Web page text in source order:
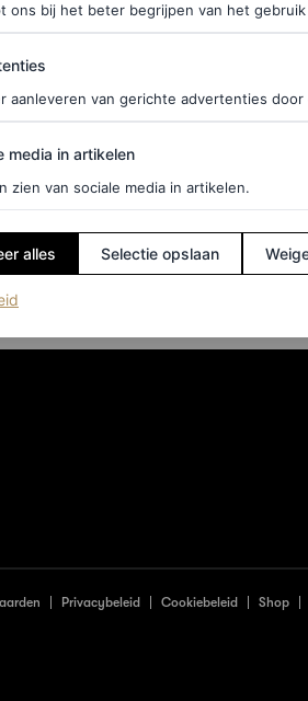
beste
gaat
Jenners
EN MARLOES VAN
Privacybeleid Cookiebeleid Shop
ons bij het beter begrijpen van het
aanleveren van gerichte advertenties
in artikelen
media in artikelen
zien van sociale media in artikelen.
alles Selectie opslaan